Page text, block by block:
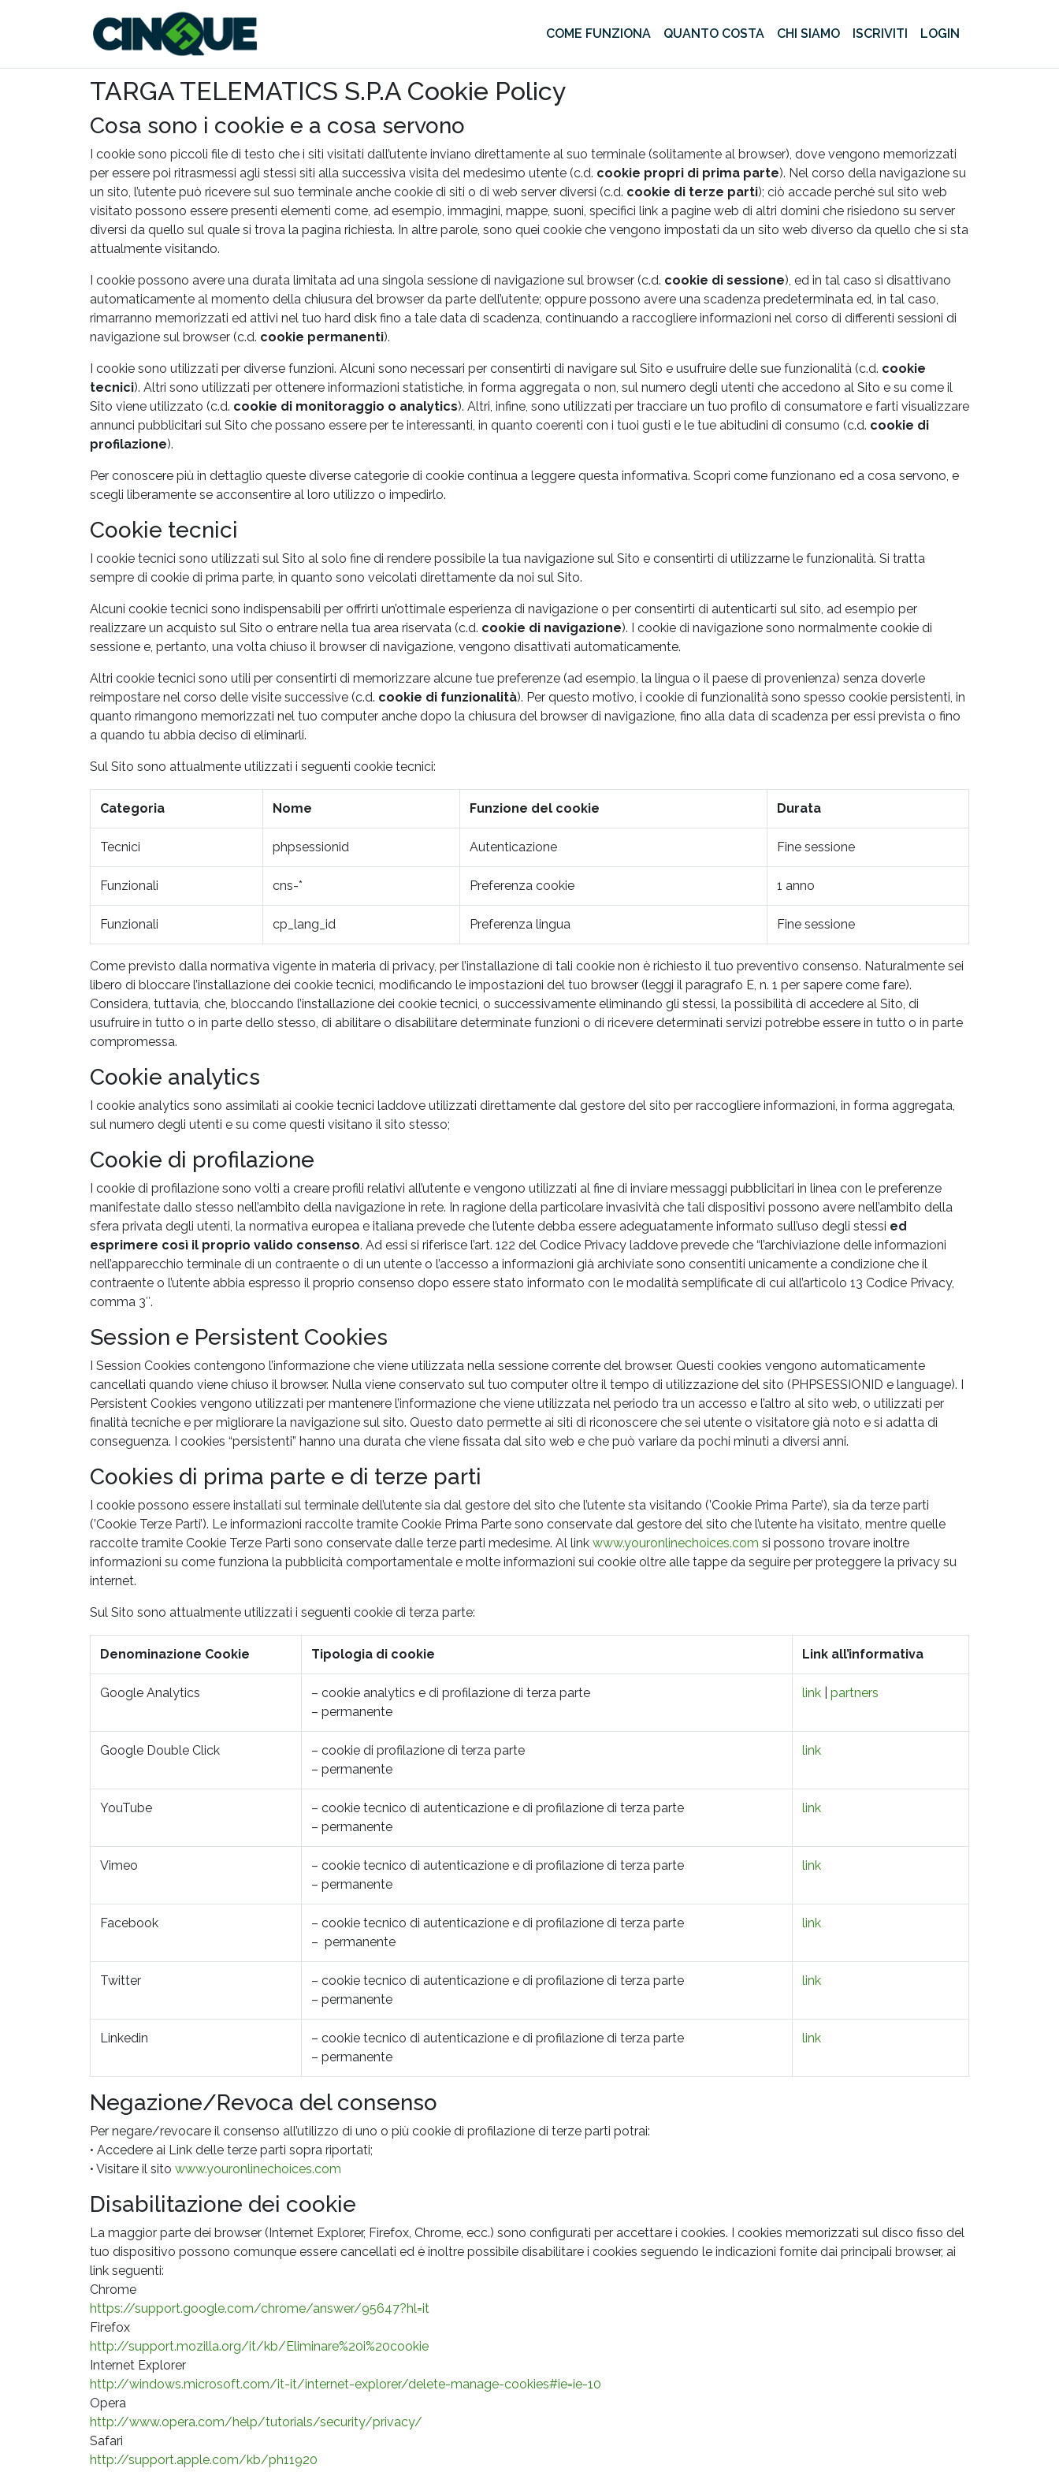
COME FUNZIONA
QUANTO COSTA CHI SIAMO ISCRIVITI LOGIN
TARGA TELEMATICS S.P.A Cookie Policy
Cosa sono i cookie e a cosa servono
I cookie sono piccoli file di testo che i siti visitati dall’utente inviano direttamente al suo terminale (solitamente al browser), dove vengono memorizzati
per essere poi ritrasmessi agli stessi siti alla successiva visita del medesimo utente (c.d. cookie propri di prima parte). Nel corso della navigazione su
un sito, l’utente può ricevere sul suo terminale anche cookie di siti o di web server diversi (c.d. cookie di terze parti); ciò accade perché sul sito web
visitato possono essere presenti elementi come, ad esempio, immagini, mappe, suoni, specifici link a pagine web di altri domini che risiedono su server
diversi da quello sul quale si trova la pagina richiesta. In altre parole, sono quei cookie che vengono impostati da un sito web diverso da quello che si sta
attualmente visitando.
I cookie possono avere una durata limitata ad una singola sessione di navigazione sul browser (c.d. cookie di sessione), ed in tal caso si disattivano
automaticamente al momento della chiusura del browser da parte dell’utente; oppure possono avere una scadenza predeterminata ed, in tal caso,
rimarranno memorizzati ed attivi nel tuo hard disk fino a tale data di scadenza, continuando a raccogliere informazioni nel corso di differenti sessioni di
navigazione sul browser (c.d. cookie permanenti).
I cookie sono utilizzati per diverse funzioni. Alcuni sono necessari per consentirti di navigare sul Sito e usufruire delle sue funzionalità (c.d. cookie
tecnici). Altri sono utilizzati per ottenere informazioni statistiche, in forma aggregata o non, sul numero degli utenti che accedono al Sito e su come il
Sito viene utilizzato (c.d. cookie di monitoraggio o analytics). Altri, infine, sono utilizzati per tracciare un tuo profilo di consumatore e farti visualizzare
annunci pubblicitari sul Sito che possano essere per te interessanti, in quanto coerenti con i tuoi gusti e le tue abitudini di consumo (c.d. cookie di
profilazione).
Per conoscere più in dettaglio queste diverse categorie di cookie continua a leggere questa informativa. Scopri come funzionano ed a cosa servono, e
scegli liberamente se acconsentire al loro utilizzo o impedirlo.
Cookie tecnici
I cookie tecnici sono utilizzati sul Sito al solo fine di rendere possibile la tua navigazione sul Sito e consentirti di utilizzarne le funzionalità. Si tratta
sempre di cookie di prima parte, in quanto sono veicolati direttamente da noi sul Sito.
Alcuni cookie tecnici sono indispensabili per offrirti un’ottimale esperienza di navigazione o per consentirti di autenticarti sul sito, ad esempio per
realizzare un acquisto sul Sito o entrare nella tua area riservata (c.d. cookie di navigazione). I cookie di navigazione sono normalmente cookie di
sessione e, pertanto, una volta chiuso il browser di navigazione, vengono disattivati automaticamente.
Altri cookie tecnici sono utili per consentirti di memorizzare alcune tue preferenze (ad esempio, la lingua o il paese di provenienza) senza doverle
reimpostare nel corso delle visite successive (c.d. cookie di funzionalità). Per questo motivo, i cookie di funzionalità sono spesso cookie persistenti, in
quanto rimangono memorizzati nel tuo computer anche dopo la chiusura del browser di navigazione, fino alla data di scadenza per essi prevista o fino
a quando tu abbia deciso di eliminarli.
Sul Sito sono attualmente utilizzati i seguenti cookie tecnici:
Categoria Nome Funzione del cookie Durata
Tecnici phpsessionid Autenticazione Fine sessione
Funzionali cns-* Preferenza cookie 1 anno
Funzionali cp_lang_id Preferenza lingua Fine sessione
Come previsto dalla normativa vigente in materia di privacy, per l’installazione di tali cookie non è richiesto il tuo preventivo consenso. Naturalmente sei
libero di bloccare l’installazione dei cookie tecnici, modificando le impostazioni del tuo browser (leggi il paragrafo E, n. 1 per sapere come fare).
Considera, tuttavia, che, bloccando l’installazione dei cookie tecnici, o successivamente eliminando gli stessi, la possibilità di accedere al Sito, di
usufruire in tutto o in parte dello stesso, di abilitare o disabilitare determinate funzioni o di ricevere determinati servizi potrebbe essere in tutto o in parte
compromessa.
Cookie analytics
I cookie analytics sono assimilati ai cookie tecnici laddove utilizzati direttamente dal gestore del sito per raccogliere informazioni, in forma aggregata,
sul numero degli utenti e su come questi visitano il sito stesso;
Cookie di profilazione
I cookie di profilazione sono volti a creare profili relativi all’utente e vengono utilizzati al fine di inviare messaggi pubblicitari in linea con le preferenze
manifestate dallo stesso nell’ambito della navigazione in rete. In ragione della particolare invasività che tali dispositivi possono avere nell’ambito della
sfera privata degli utenti, la normativa europea e italiana prevede che l’utente debba essere adeguatamente informato sull’uso degli stessi ed
esprimere così il proprio valido consenso. Ad essi si riferisce l’art. 122 del Codice Privacy laddove prevede che “l’archiviazione delle informazioni
nell’apparecchio terminale di un contraente o di un utente o l’accesso a informazioni già archiviate sono consentiti unicamente a condizione che il
contraente o l’utente abbia espresso il proprio consenso dopo essere stato informato con le modalità semplificate di cui all’articolo 13 Codice Privacy,
comma 3″.
Session e Persistent Cookies
I Session Cookies contengono l’informazione che viene utilizzata nella sessione corrente del browser. Questi cookies vengono automaticamente
cancellati quando viene chiuso il browser. Nulla viene conservato sul tuo computer oltre il tempo di utilizzazione del sito (PHPSESSIONID e language). I
Persistent Cookies vengono utilizzati per mantenere l’informazione che viene utilizzata nel periodo tra un accesso e l’altro al sito web, o utilizzati per
finalità tecniche e per migliorare la navigazione sul sito. Questo dato permette ai siti di riconoscere che sei utente o visitatore già noto e si adatta di
conseguenza. I cookies “persistenti” hanno una durata che viene fissata dal sito web e che può variare da pochi minuti a diversi anni.
Cookies di prima parte e di terze parti
I cookie possono essere installati sul terminale dell’utente sia dal gestore del sito che l’utente sta visitando (’Cookie Prima Parte’), sia da terze parti
(’Cookie Terze Parti’). Le informazioni raccolte tramite Cookie Prima Parte sono conservate dal gestore del sito che l’utente ha visitato, mentre quelle
raccolte tramite Cookie Terze Parti sono conservate dalle terze parti medesime. Al link www.youronlinechoices.com si possono trovare inoltre
informazioni su come funziona la pubblicità comportamentale e molte informazioni sui cookie oltre alle tappe da seguire per proteggere la privacy su
internet.
Sul Sito sono attualmente utilizzati i seguenti cookie di terza parte:
Denominazione Cookie Tipologia di cookie Link all’informativa
Google Analytics
– cookie analytics e di profilazione di terza parte
– permanente
link partners
Google Double Click
– cookie di profilazione di terza parte
– permanente
link
YouTube
– cookie tecnico di autenticazione e di profilazione di terza parte
– permanente
link
Vimeo
– cookie tecnico di autenticazione e di profilazione di terza parte
– permanente
link
Facebook
– cookie tecnico di autenticazione e di profilazione di terza parte
– permanente
link
Twitter
– cookie tecnico di autenticazione e di profilazione di terza parte
– permanente
link
Linkedin
– cookie tecnico di autenticazione e di profilazione di terza parte
– permanente
link
Negazione/Revoca del consenso
Per negare/revocare il consenso all’utilizzo di uno o più cookie di profilazione di terze parti potrai:
• Accedere ai Link delle terze parti sopra riportati;
• Visitare il sito www.youronlinechoices.com
Disabilitazione dei cookie
La maggior parte dei browser (Internet Explorer, Firefox, Chrome, ecc.) sono configurati per accettare i cookies. I cookies memorizzati sul disco fisso del
tuo dispositivo possono comunque essere cancellati ed è inoltre possibile disabilitare i cookies seguendo le indicazioni fornite dai principali browser, ai
link seguenti:
Chrome
https://support.google.com/chrome/answer/95647?hl=it
Firefox
http://support.mozilla.org/it/kb/Eliminare%20i%20cookie
Internet Explorer
http://windows.microsoft.com/it-it/internet-explorer/delete-manage-cookies#ie=ie-10
Opera
http://www.opera.com/help/tutorials/security/privacy/
Safari
http://support.apple.com/kb/ph11920